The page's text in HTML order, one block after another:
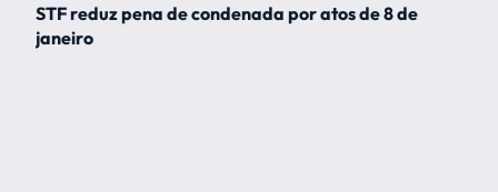
STF reduz pena de condenada por atos de 8 de
janeiro